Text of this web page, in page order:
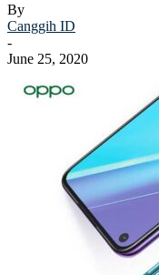
By
Canggih ID
-
June 25, 2020